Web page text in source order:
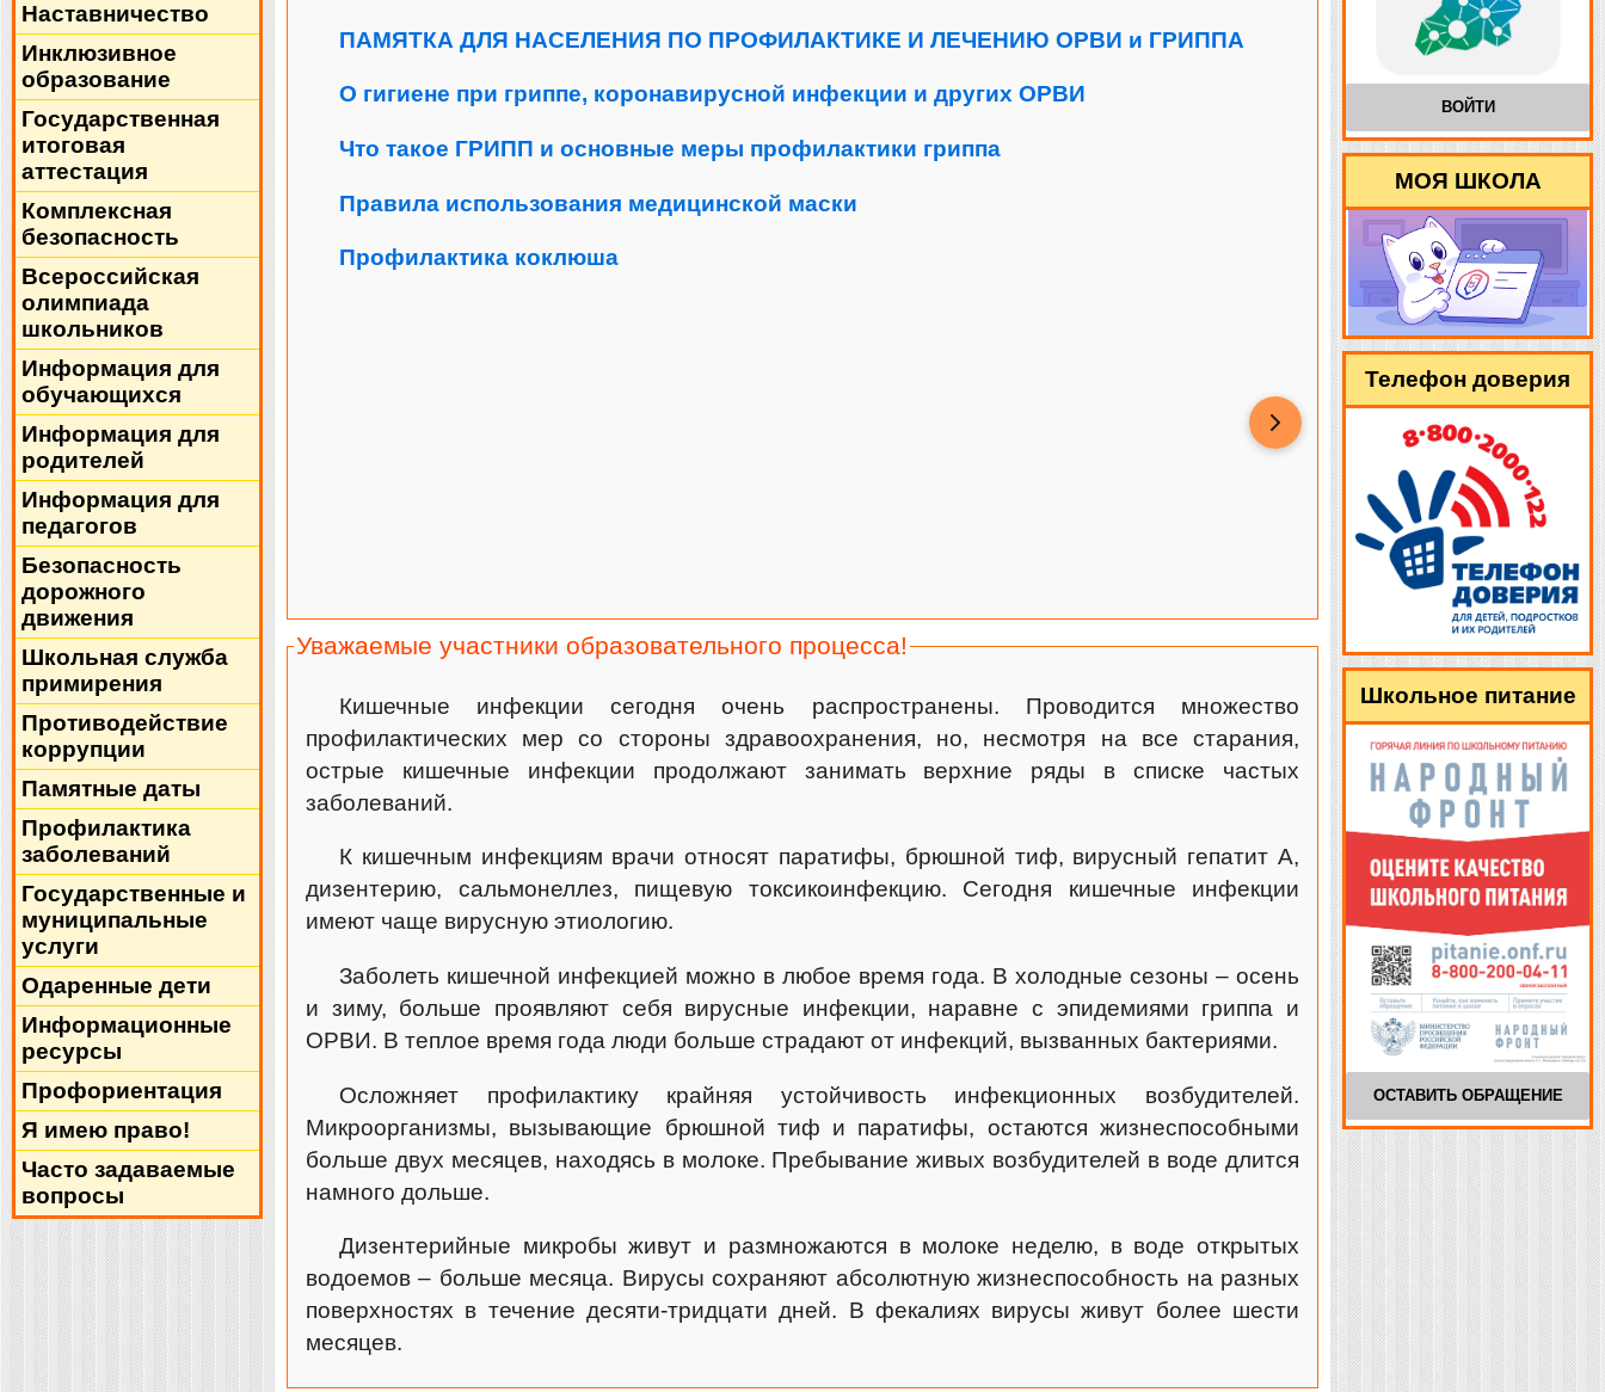
Наставничество
Инклюзивное
образование
Государственная
итоговая
аттестация
Комплексная
безопасность
Всероссийская
олимпиада
школьников
Информация для
обучающихся
Информация для
родителей
Информация для
педагогов
Безопасность
дорожного
движения
Школьная служба
примирения
Противодействие
коррупции
Памятные даты
Профилактика
заболеваний
Государственные и
муниципальные
услуги
Одаренные дети
Информационные
ресурсы
Профориентация
Я имею право!
Часто задаваемые
вопросы
ПАМЯТКА ДЛЯ НАСЕЛЕНИЯ ПО ПРОФИЛАКТИКЕ И ЛЕЧЕНИЮ ОРВИ и ГРИППА
О гигиене при гриппе, коронавирусной инфекции и других ОРВИ
Что такое ГРИПП и основные меры профилактики гриппа
Правила использования медицинской маски
Профилактика коклюша
Уважаемые участники образовательного процесса!
Кишечные инфекции сегодня очень распространены. Проводится множество
профилактических мер со стороны здравоохранения, но, несмотря на все старания,
острые кишечные инфекции продолжают занимать верхние ряды в списке частых
заболеваний.
К кишечным инфекциям врачи относят паратифы, брюшной тиф, вирусный гепатит А,
дизентерию, сальмонеллез, пищевую токсикоинфекцию. Сегодня кишечные инфекции
имеют чаще вирусную этиологию.
Заболеть кишечной инфекцией можно в любое время года. В холодные сезоны – осень
и зиму, больше проявляют себя вирусные инфекции, наравне с эпидемиями гриппа и
ОРВИ. В теплое время года люди больше страдают от инфекций, вызванных бактериями.
Осложняет профилактику крайняя устойчивость инфекционных возбудителей.
Микроорганизмы, вызывающие брюшной тиф и паратифы, остаются жизнеспособными
больше двух месяцев, находясь в молоке. Пребывание живых возбудителей в воде длится
намного дольше.
Дизентерийные микробы живут и размножаются в молоке неделю, в воде открытых
водоемов – больше месяца. Вирусы сохраняют абсолютную жизнеспособность на разных
поверхностях в течение десяти-тридцати дней. В фекалиях вирусы живут более шести
месяцев.
ВОЙТИ
МОЯ ШКОЛА
Телефон доверия
Школьное питание
ОСТАВИТЬ ОБРАЩЕНИЕ